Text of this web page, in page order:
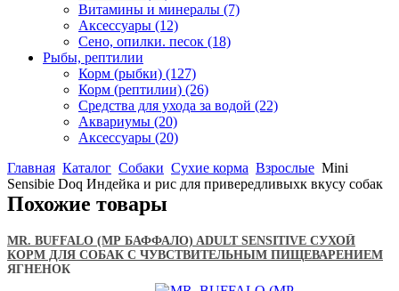
Витамины и минералы (7)
Аксессуары (12)
Сено, опилки. песок (18)
Рыбы, рептилии
Корм (рыбки) (127)
Корм (рептилии) (26)
Средства для ухода за водой (22)
Аквариумы (20)
Аксессуары (20)
Главная Каталог Собаки Сухие корма Взрослые Mini
Sensibie Doq Индейка и рис для привередливыхк вкусу собак
Похожие товары
MR. BUFFALO (МР БАФФАЛО) ADULT SENSITIVE СУХОЙ
КОРМ ДЛЯ СОБАК С ЧУВСТВИТЕЛЬНЫМ ПИЩЕВАРЕНИЕМ
ЯГНЕНОК